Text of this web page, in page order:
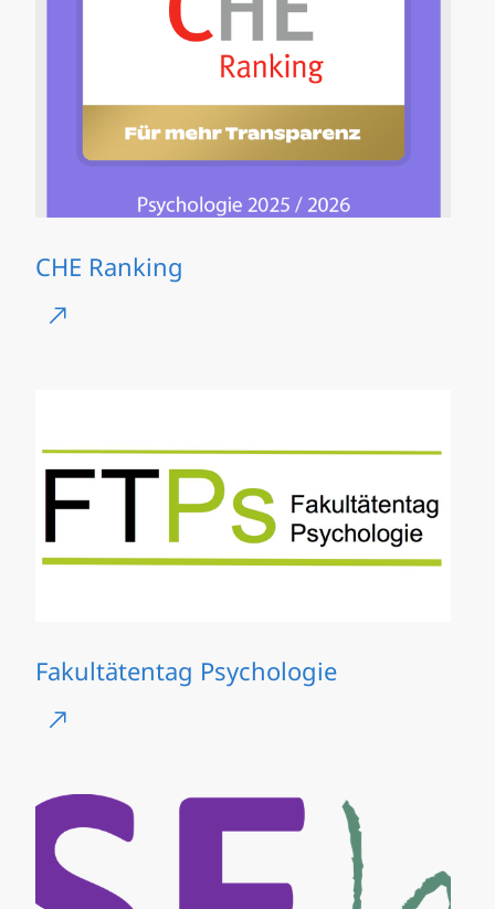
CHE Ranking
Fakultätentag Psychologie